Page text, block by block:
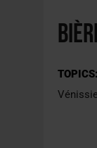
4
3
31
31
TOPICS: